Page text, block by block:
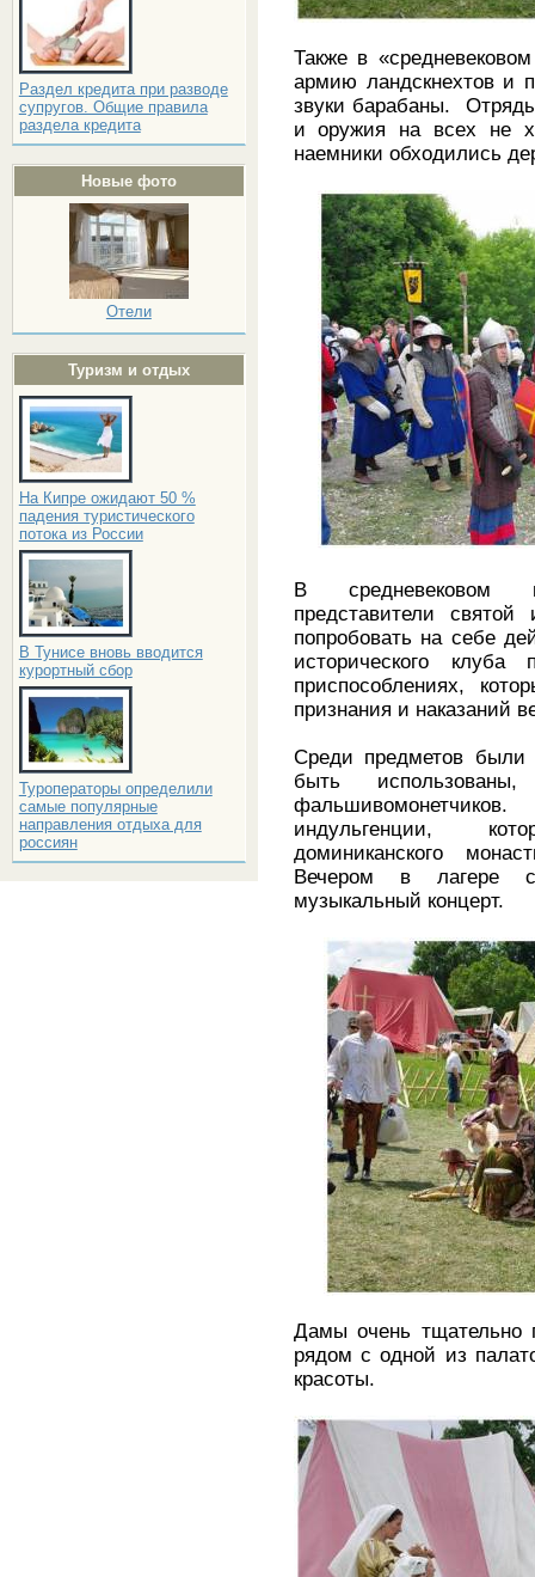
Раздел кредита при разводе
супругов. Общие правила
раздела кредита
Новые фото
Отели
Туризм и отдых
На Кипре ожидают 50 %
падения туристического
потока из России
В Тунисе вновь вводится
курортный сбор
Туроператоры определили
самые популярные
направления отдыха для
россиян
Также в
армию ландскнехтов и
звуки барабаны.
и оружия на всех не
наемники обходились
В средневековом
представители
попробовать на себе
исторического
приспособлениях,
признания и наказаний
Среди предметов были
быть
индульгенции,
доминиканского
Вечером в лагере
музыкальный концерт.
Дамы очень тщательно
рядом с одной из
красоты.